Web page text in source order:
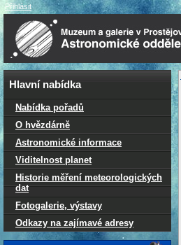
Hlavní nabídka
Nabídka pořadů
O hvězdárně
Astronomické informace
Viditelnost planet
Historie měření meteorologických
dat
Fotogalerie, výstavy
Odkazy na zajímavé adresy
Přihlásit